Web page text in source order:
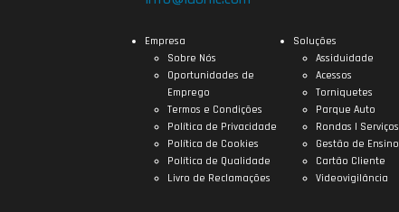
Empresa
Sobre Nós
Oportunidades de
Emprego
Termos e Condições
Política de Privacidade
Política de Cookies
Política de Qualidade
Livro de Reclamações
Soluções
Assiduidade
Acessos
Torniquetes
Parque Auto
Rondas | Serviços
Gestão de Ensino
Cartão Cliente
Videovigilância